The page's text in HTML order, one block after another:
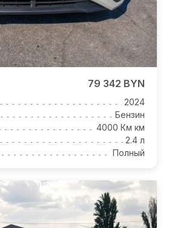
79 342 BYN
2024
Бензин
4000 Км км
2.4 л
Полный